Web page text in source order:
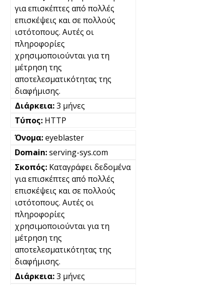
για επισκέπτες από πολλές
επισκέψεις και σε πολλούς
ιστότοπους. Αυτές οι
πληροφορίες
χρησιμοποιούνται για τη
μέτρηση της
αποτελεσματικότητας της
διαφήμισης.
3 μήνες
HTTP
eyeblaster
serving-sys.com
Καταγράφει δεδομένα
για επισκέπτες από πολλές
επισκέψεις και σε πολλούς
ιστότοπους. Αυτές οι
πληροφορίες
χρησιμοποιούνται για τη
μέτρηση της
αποτελεσματικότητας της
διαφήμισης.
3 μήνες